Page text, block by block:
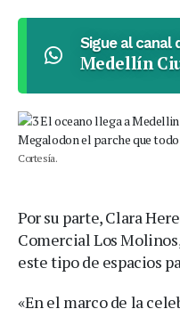
Sigue al canal
Medellín
Cortesía.
Por su parte, Clara
Comercial Los
este tipo de espacios
«En el marco de la